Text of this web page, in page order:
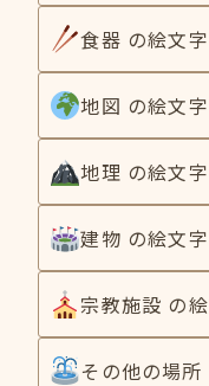
食器 の絵文
地図 の絵文
地理 の絵文
建物 の絵文
宗教施設 の
その他の場